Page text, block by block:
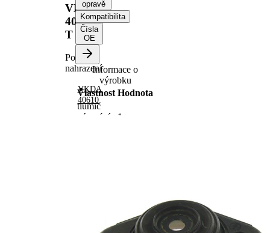
VKDA
40610
T
Po
nahrazení
VKDA
40610
opravě
Kompatibilita
Čísla
OE
Informace o
výrobku
Vlastnost Hodnota
tlumič
pérování
1